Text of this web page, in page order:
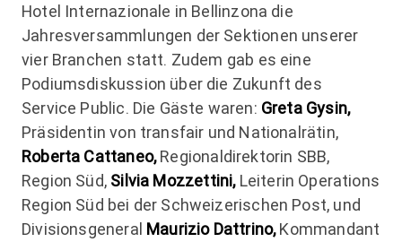
Hotel Internazionale in Bellinzona die
Jahresversammlungen der Sektionen unserer
vier Branchen statt. Zudem gab es eine
Podiumsdiskussion über die Zukunft des
Service Public. Die Gäste waren: Greta Gysin,
Präsidentin von transfair und Nationalrätin,
Roberta Cattaneo,Regionaldirektorin SBB,
Region Süd, Silvia Mozzettini,Leiterin Operations
Region Süd bei der Schweizerischen Post, und
Divisionsgeneral Maurizio Dattrino,Kommandant